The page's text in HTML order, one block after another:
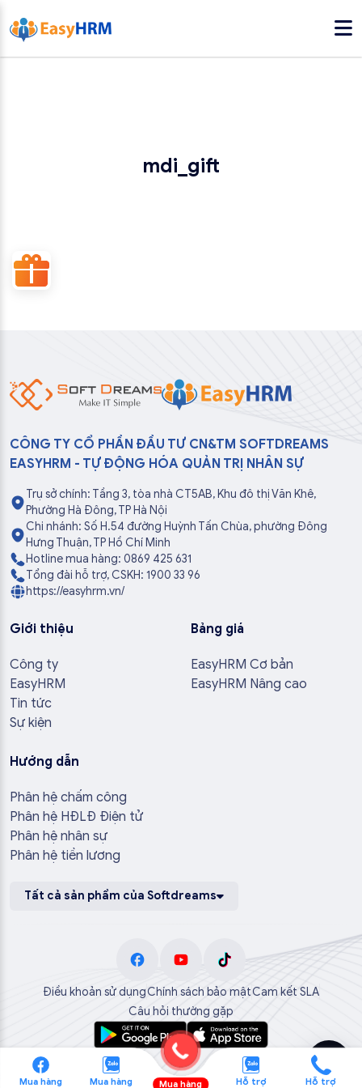
mdi_gift
CÔNG TY CỔ PHẦN ĐẦU TƯ CN&TM SOFTDREAMS
EASYHRM - TỰ ĐỘNG HÓA QUẢN TRỊ NHÂN SỰ
Trụ sở chính: Tầng 3, tòa nhà CT5AB, Khu đô thị Văn Khê,
Phường Hà Đông, TP Hà Nội
Chi nhánh: Số H.54 đường Huỳnh Tấn Chùa, phường Đông
Hưng Thuận, TP Hồ Chí Minh
Hotline mua hàng: 0869 425 631
Tổng đài hỗ trợ, CSKH: 1900 33 96
https://easyhrm.vn/
Giới thiệu
Công ty
EasyHRM
Tin tức
Sự kiện
Bảng giá
EasyHRM Cơ bản
EasyHRM Nâng cao
Hướng dẫn
Phân hệ chấm công
Phân hệ HĐLĐ Điện tử
Phân hệ nhân sự
Phân hệ tiền lương
Tất cả sản phẩm của Softdreams
Điều khoản sử dụngChính sách bảo mậtCam kết SLA
Câu hỏi thường gặp
Mua hàng Mua hàng Mua hàng Hỗ trợ Hỗ trợ